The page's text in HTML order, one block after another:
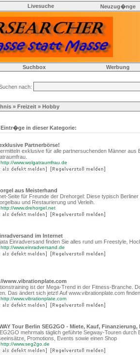
Livesuche Neuzug�nge
Suchbox Werbung
nach:
» Freizeit » Hobby
in dieser Kategorie:
Partnerbörse!
exklusive für alle partnersuchenden Männer
www.wolgatraumfrau.de
aus Meisterhand
Seite für Freunde der Drehorgel: Diese typisch
und Restaurierung und Verleih.
www.drehorgel.net
im Internet
Einradversand finden Sie alles rund um Freestyle,
www.einradversand.de
www.vibrationplate.com
ist der Mega-Trend in der Fitness-Branche.
Das ändert sich jetzt! Auf www.vibrationplate.com
www.vibrationplate.com
Tour Berlin SEG2GO - Miete, Kauf,
mehrmals täglich geführte Segway-Touren
Promotions, Events sowie einen Shop
www.seg2go.de